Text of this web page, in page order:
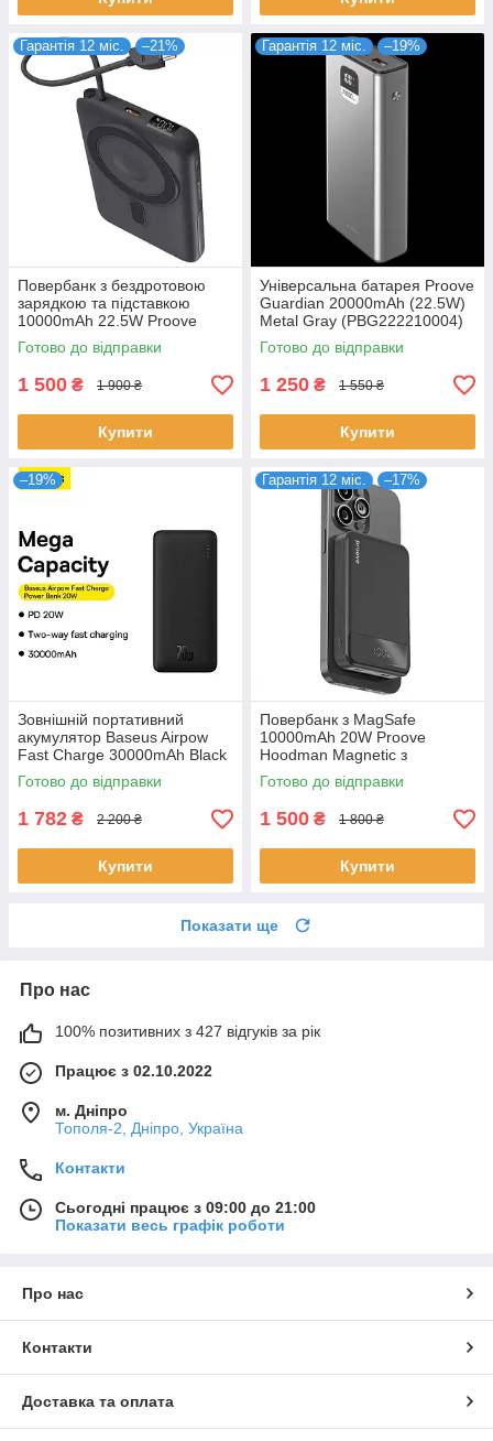
Гарантія 12 міс. –21%
Повербанк з бездротовою
зарядкою та підставкою
10000mAh 22.5W Proove
Moon Rock 2in1 iWatch QI
сірий (PBR122012105)
Готово до відправки
1 500 ₴ 1 900 ₴
Купити
Гарантія 12 міс. –19%
Універсальна батарея Proove
Guardian 20000mAh (22.5W)
Metal Gray (PBG222210004)
Готово до відправки
1 250 ₴ 1 550 ₴
Купити
–19%
Зовнішній портативний
акумулятор Baseus Airpow
Fast Charge 30000mAh Black
20W (PPQD090101)
Готово до відправки
1 782 ₴ 2 200 ₴
Купити
Гарантія 12 міс. –17%
Повербанк з MagSafe
10000mAh 20W Proove
Hoodman Magnetic з
бездротовою зарядкою
чорний (PBH120010001)
Готово до відправки
1 500 ₴ 1 800 ₴
Купити
Показати ще
Про нас
100% позитивних з 427 відгуків за рік
Працює з 02.10.2022
м. Дніпро
Тополя-2, Дніпро, Україна
Контакти
Сьогодні працює з 09:00 до 21:00
Показати весь графік роботи
Про нас
Контакти
Доставка та оплата